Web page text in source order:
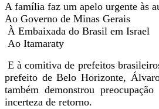
A família faz um apelo urgente às
Ao Governo de Minas Gerais
À Embaixada do Brasil em Israel
Ao Itamaraty
E à comitiva de prefeitos
prefeito de Belo Horizonte,
também demonstrou
incerteza de retorno.